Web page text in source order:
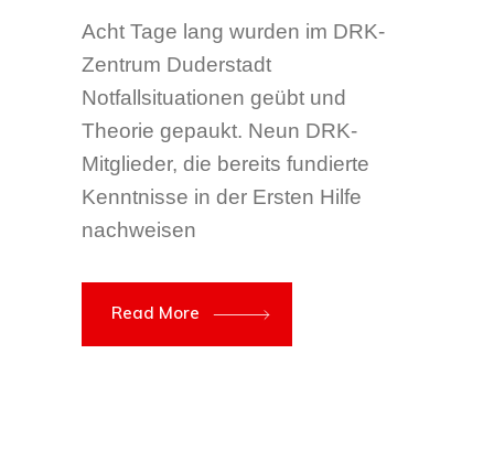
Acht Tage lang wurden im DRK-
Zentrum Duderstadt
Notfallsituationen geübt und
Theorie gepaukt. Neun DRK-
Mitglieder, die bereits fundierte
Kenntnisse in der Ersten Hilfe
nachweisen
Read More